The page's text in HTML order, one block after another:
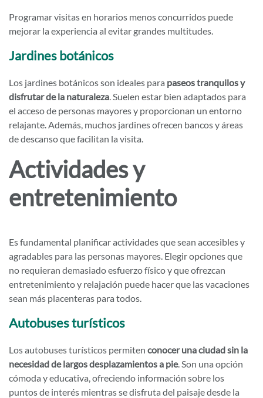
Programar visitas en horarios menos concurridos puede
mejorar la experiencia al evitar grandes multitudes.
Jardines botánicos
Los jardines botánicos son ideales para paseos tranquilos y
disfrutar de la naturaleza. Suelen estar bien adaptados para
el acceso de personas mayores y proporcionan un entorno
relajante. Además, muchos jardines ofrecen bancos y áreas
de descanso que facilitan la visita.
Actividades y
entretenimiento
Es fundamental planificar actividades que sean accesibles y
agradables para las personas mayores. Elegir opciones que
no requieran demasiado esfuerzo físico y que ofrezcan
entretenimiento y relajación puede hacer que las vacaciones
sean más placenteras para todos.
Autobuses turísticos
Los autobuses turísticos permiten conocer una ciudad sin la
necesidad de largos desplazamientos a pie. Son una opción
cómoda y educativa, ofreciendo información sobre los
puntos de interés mientras se disfruta del paisaje desde la